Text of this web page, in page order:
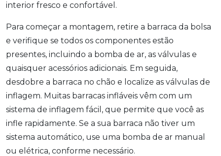
interior fresco e confortável.
Para começar a montagem, retire a barraca da bolsa
e verifique se todos os componentes estão
presentes, incluindo a bomba de ar, as válvulas e
quaisquer acessórios adicionais. Em seguida,
desdobre a barraca no chão e localize as válvulas de
inflagem. Muitas barracas infláveis vêm com um
sistema de inflagem fácil, que permite que você as
infle rapidamente. Se a sua barraca não tiver um
sistema automático, use uma bomba de ar manual
ou elétrica, conforme necessário.